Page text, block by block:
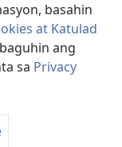
basahin
at Katulad
ang
sa Privacy